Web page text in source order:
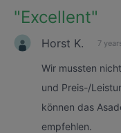
"Excellent"
Horst K. 7
Wir mussten
und Preis-/
können das
empfehlen.